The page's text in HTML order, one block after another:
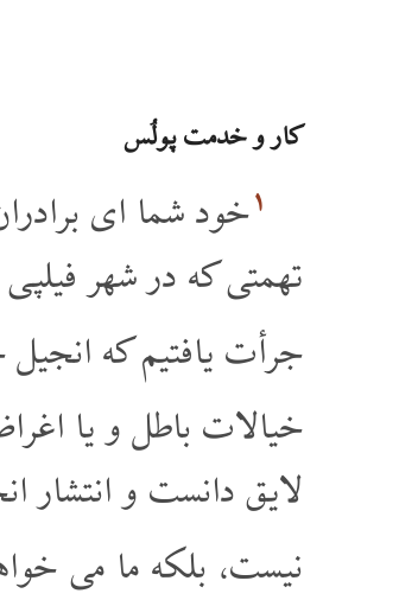
کار و خدمت پولُس
۱خود شما ای
تهمتی که در شهر
جرأت یافتیم که انجیل
خیالات باطل و یا
لایق دانست و انتشار
نیست، بلکه ما می